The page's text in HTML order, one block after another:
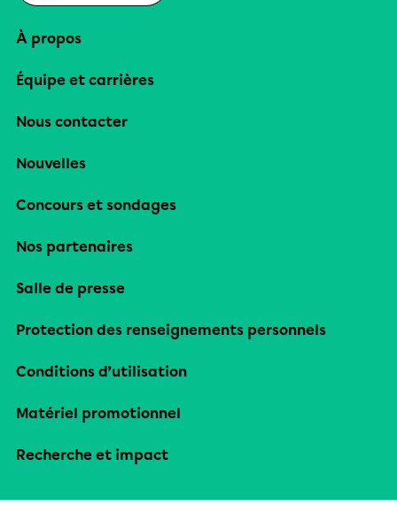
À propos
Équipe et carrières
Nous contacter
Nouvelles
Concours et sondages
Nos partenaires
Salle de presse
Protection des renseignements personnels
Conditions d’utilisation
Matériel promotionnel
Recherche et impact